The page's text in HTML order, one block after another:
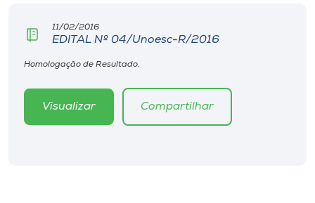
11/02/2016
EDITAL Nº 04/Unoesc-R/2016
Homologação de Resultado.
Visualizar Compartilhar